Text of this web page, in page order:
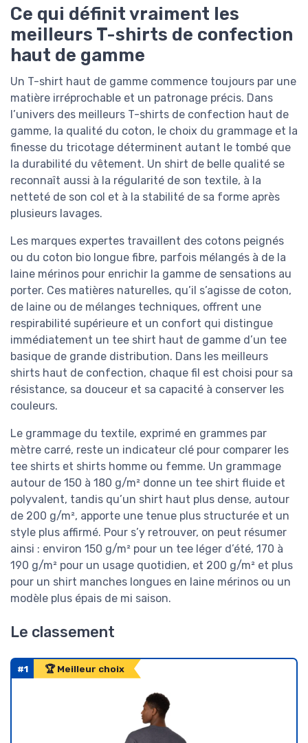
Ce qui définit vraiment les
meilleurs T-shirts de confection
haut de gamme
Un T-shirt haut de gamme commence toujours par une
matière irréprochable et un patronage précis. Dans
l’univers des meilleurs T-shirts de confection haut de
gamme, la qualité du coton, le choix du grammage et la
finesse du tricotage déterminent autant le tombé que
la durabilité du vêtement. Un shirt de belle qualité se
reconnaît aussi à la régularité de son textile, à la
netteté de son col et à la stabilité de sa forme après
plusieurs lavages.
Les marques expertes travaillent des cotons peignés
ou du coton bio longue fibre, parfois mélangés à de la
laine mérinos pour enrichir la gamme de sensations au
porter. Ces matières naturelles, qu’il s’agisse de coton,
de laine ou de mélanges techniques, offrent une
respirabilité supérieure et un confort qui distingue
immédiatement un tee shirt haut de gamme d’un tee
basique de grande distribution. Dans les meilleurs
shirts haut de confection, chaque fil est choisi pour sa
résistance, sa douceur et sa capacité à conserver les
couleurs.
Le grammage du textile, exprimé en grammes par
mètre carré, reste un indicateur clé pour comparer les
tee shirts et shirts homme ou femme. Un grammage
autour de 150 à 180 g/m² donne un tee shirt fluide et
polyvalent, tandis qu’un shirt haut plus dense, autour
de 200 g/m², apporte une tenue plus structurée et un
style plus affirmé. Pour s’y retrouver, on peut résumer
ainsi : environ 150 g/m² pour un tee léger d’été, 170 à
190 g/m² pour un usage quotidien, et 200 g/m² et plus
pour un shirt manches longues en laine mérinos ou un
modèle plus épais de mi saison.
Le classement
#1 🏆 Meilleur choix